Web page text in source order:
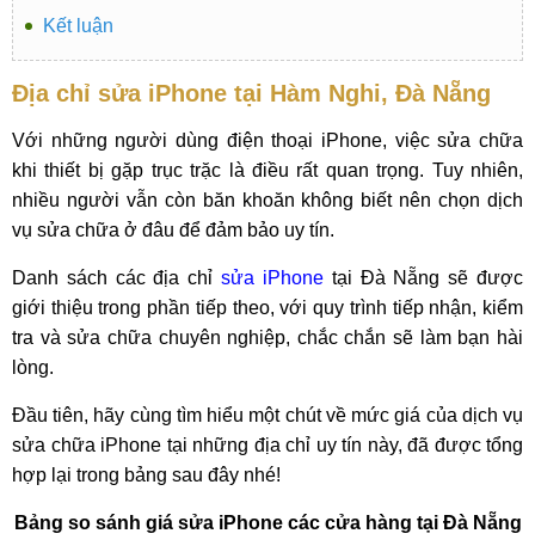
Kết luận
Địa chỉ sửa iPhone tại Hàm Nghi, Đà Nẵng
Với những người dùng điện thoại iPhone, việc sửa chữa
khi thiết bị gặp trục trặc là điều rất quan trọng. Tuy nhiên,
nhiều người vẫn còn băn khoăn không biết nên chọn dịch
vụ sửa chữa ở đâu để đảm bảo uy tín.
Danh sách các địa chỉsửa iPhonetại Đà Nẵng sẽ được
giới thiệu trong phần tiếp theo, với quy trình tiếp nhận, kiểm
tra và sửa chữa chuyên nghiệp, chắc chắn sẽ làm bạn hài
lòng.
Đầu tiên, hãy cùng tìm hiểu một chút về mức giá của dịch vụ
sửa chữa iPhone tại những địa chỉ uy tín này, đã được tổng
hợp lại trong bảng sau đây nhé!
Bảng so sánh giá sửa iPhone các cửa hàng tại Đà Nẵng